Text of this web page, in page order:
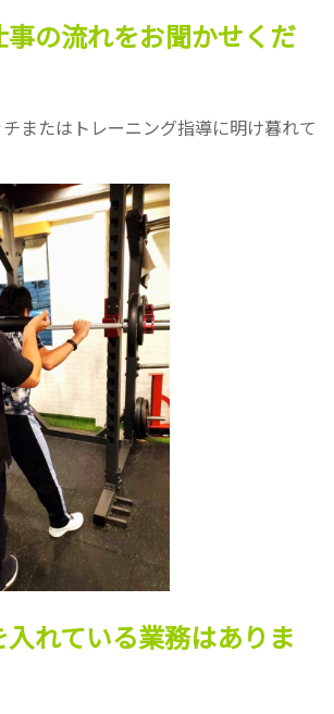
事の流れをお聞かせくだ
またはトレーニング指導に明け暮れて
れている業務はありま